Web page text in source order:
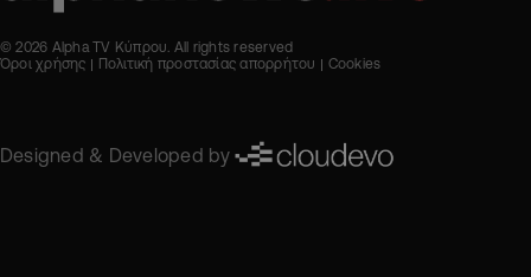
© 2026 Alpha TV Κύπρου. All rights reserved
Όροι χρήσης
Πολιτική προστασίας απορρήτου Cookies
Designed & Developed by